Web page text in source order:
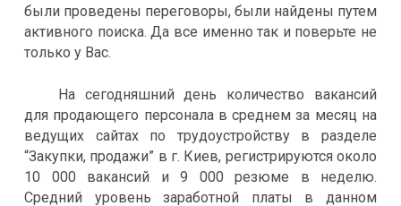
были проведены переговоры, были найдены путем
активного поиска. Да все именно так и поверьте не
только у Вас.
На сегодняшний день количество вакансий
для продающего персонала в среднем за месяц на
ведущих сайтах по трудоустройству в разделе
“Закупки, продажи” в г. Киев, регистрируются около
10 000 вакансий и 9 000 резюме в неделю.
Средний уровень заработной платы в данном